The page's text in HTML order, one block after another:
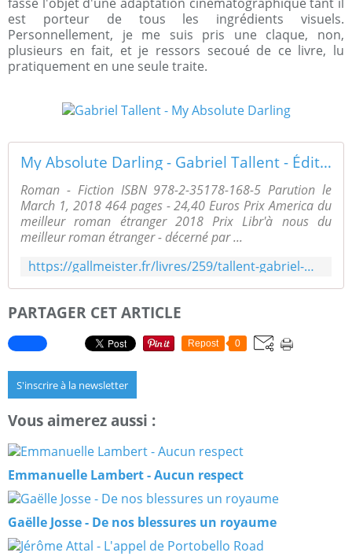
est porteur de tous les ingrédients visuels.
Personnellement, je me suis pris une claque, non,
plusieurs en fait, et je ressors secoué de ce livre, lu
pratiquement en une seule traite.
My Absolute Darling - Gabriel Tallent - Éditions Gallmeister
Roman - Fiction ISBN 978-2-35178-168-5 Parution le
March 1, 2018 464 pages - 24,40 Euros Prix America du
meilleur roman étranger 2018 Prix Libr'à nous du
meilleur roman étranger - décerné par ...
https://gallmeister.fr/livres/259/tallent-gabriel-my-absolute-darling
PARTAGER CET ARTICLE
Repost 0
S'inscrire à la newsletter
Vous aimerez aussi :
Emmanuelle Lambert - Aucun respect
Gaëlle Josse - De nos blessures un royaume